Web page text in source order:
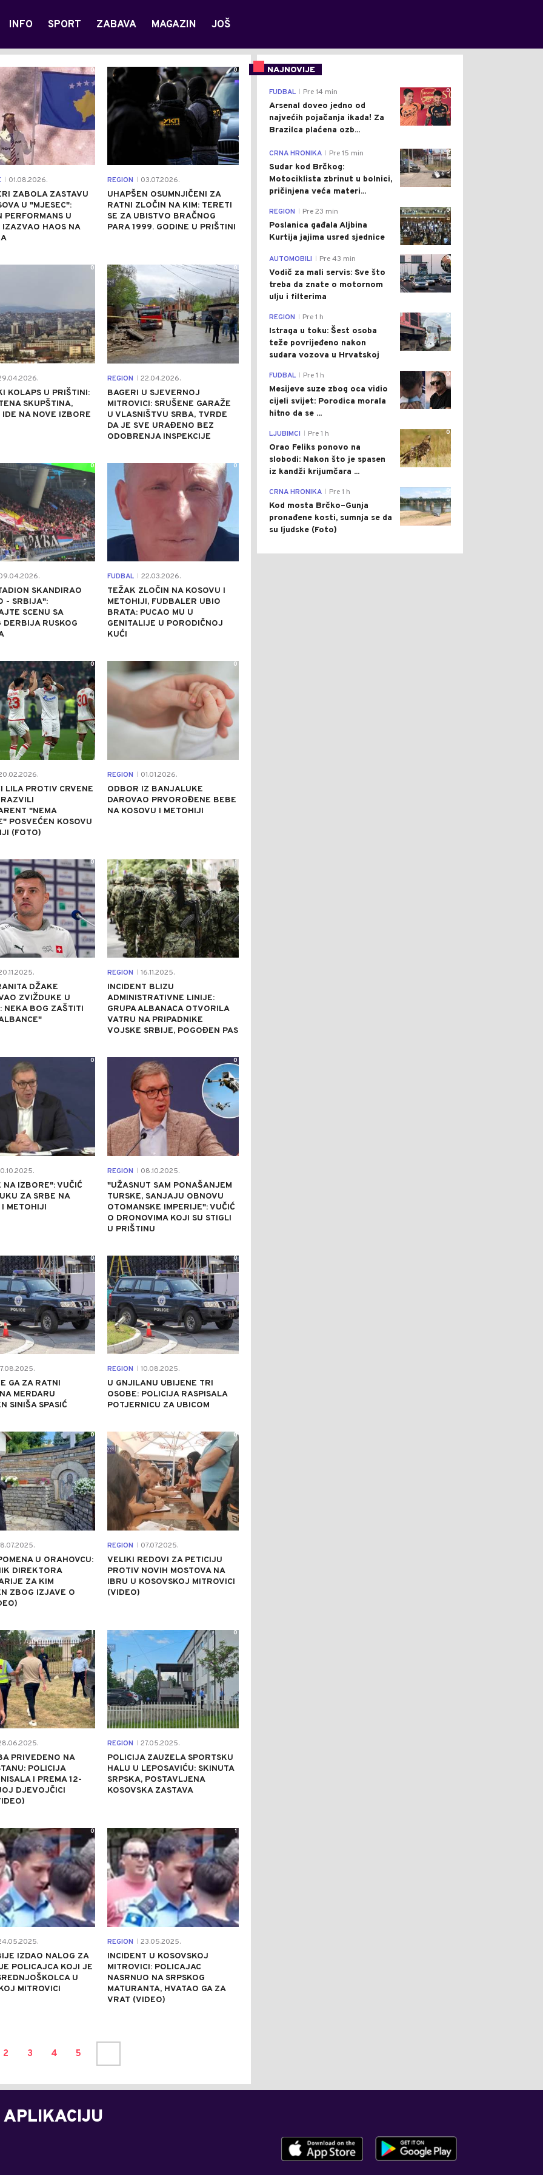
INFO SPORT ZABAVA MAGAZIN JOŠ
01.08.2026.
ZABOLA ZASTAVU
U "MJESEC":
PERFORMANS U
IZAZVAO HAOS NA
0
REGION 03.07.2026.
UHAPŠEN OSUMNJIČENI ZA
RATNI ZLOČIN NA KIM: TERETI
SE ZA UBISTVO BRAČNOG
PARA 1999. GODINE U PRIŠTINI
0
KOLAPS U PRIŠTINI:
SKUPŠTINA,
IDE NA NOVE IZBORE
0
REGION 22.04.2026.
BAGERI U SJEVERNOJ
MITROVICI: SRUŠENE GARAŽE
U VLASNIŠTVU SRBA, TVRDE
DA JE SVE URAĐENO BEZ
ODOBRENJA INSPEKCIJE
0
SKANDIRAO
- SRBIJA":
SCENU SA
DERBIJA RUSKOG
0
FUDBAL 22.03.2026.
TEŽAK ZLOČIN NA KOSOVU I
METOHIJI, FUDBALER UBIO
BRATA: PUCAO MU U
GENITALIJE U PORODIČNOJ
KUĆI
0
LILA PROTIV CRVENE
"NEMA
POSVEĆEN KOSOVU
(FOTO)
0
REGION 01.01.2026.
ODBOR IZ BANJALUKE
DAROVAO PRVOROĐENE BEBE
NA KOSOVU I METOHIJI
0
DŽAKE
ZVIŽDUKE U
NEKA BOG ZAŠTITI
0
REGION 16.11.2025.
INCIDENT BLIZU
ADMINISTRATIVNE LINIJE:
GRUPA ALBANACA OTVORILA
VATRU NA PRIPADNIKE
VOJSKE SRBIJE, POGOĐEN PAS
1
IZBORE": VUČIĆ
ZA SRBE NA
I METOHIJI
0
REGION 08.10.2025.
"UŽASNUT SAM PONAŠANJEM
TURSKE, SANJAJU OBNOVU
OTOMANSKE IMPERIJE": VUČIĆ
O DRONOVIMA KOJI SU STIGLI
U PRIŠTINU
0
GA ZA RATNI
MERDARU
SINIŠA SPASIĆ
0
REGION 10.08.2025.
U GNJILANU UBIJENE TRI
OSOBE: POLICIJA RASPISALA
POTJERNICU ZA UBICOM
0
U ORAHOVCU:
DIREKTORA
ZA KIM
ZBOG IZJAVE O
0
REGION 07.07.2025.
VELIKI REDOVI ZA PETICIJU
PROTIV NOVIH MOSTOVA NA
IBRU U KOSOVSKOJ MITROVICI
(VIDEO)
0
PRIVEDENO NA
POLICIJA
I PREMA 12-
DJEVOJČICI
1
REGION 27.05.2025.
POLICIJA ZAUZELA SPORTSKU
HALU U LEPOSAVIĆU: SKINUTA
SRPSKA, POSTAVLJENA
KOSOVSKA ZASTAVA
0
IZDAO NALOG ZA
POLICAJCA KOJI JE
U
MITROVICI
0
REGION 23.05.2025.
INCIDENT U KOSOVSKOJ
MITROVICI: POLICAJAC
NASRNUO NA SRPSKOG
MATURANTA, HVATAO GA ZA
VRAT (VIDEO)
1
2 3 4 5
NAJNOVIJE
0
FUDBAL Pre 14 min
Arsenal doveo jedno od
najvećih pojačanja ikada! Za
Brazilca plaćena ozb...
0
CRNA HRONIKA Pre 15 min
Sudar kod Brčkog:
Motociklista zbrinut u bolnici,
pričinjena veća materi...
0
REGION Pre 23 min
Poslanica gađala Aljbina
Kurtija jajima usred sjednice
0
AUTOMOBILI Pre 43 min
Vodič za mali servis: Sve što
treba da znate o motornom
ulju i filterima
0
REGION Pre 1 h
Istraga u toku: Šest osoba
teže povrijeđeno nakon
sudara vozova u Hrvatskoj
0
FUDBAL Pre 1 h
Mesijeve suze zbog oca vidio
cijeli svijet: Porodica morala
hitno da se ...
0
LJUBIMCI Pre 1 h
Orao Feliks ponovo na
slobodi: Nakon što je spasen
iz kandži krijumčara ...
0
CRNA HRONIKA Pre 1 h
Kod mosta Brčko–Gunja
pronađene kosti, sumnja se da
su ljudske (Foto)
APLIKACIJU